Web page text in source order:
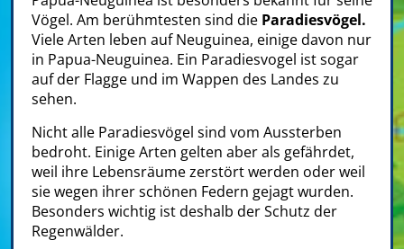
Vögel. Am berühmtesten sind die Paradiesvögel.
Viele Arten leben auf Neuguinea, einige davon nur
in Papua-Neuguinea. Ein Paradiesvogel ist sogar
auf der Flagge und im Wappen des Landes zu
sehen.
Nicht alle Paradiesvögel sind vom Aussterben
bedroht. Einige Arten gelten aber als gefährdet,
weil ihre Lebensräume zerstört werden oder weil
sie wegen ihrer schönen Federn gejagt wurden.
Besonders wichtig ist deshalb der Schutz der
Regenwälder.